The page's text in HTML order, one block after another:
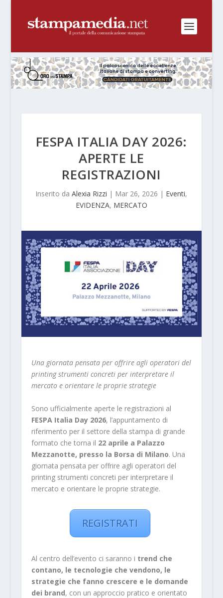
FESPA ITALIA DAY 2026:
APERTE LE
REGISTRAZIONI
Inserito daAlexia Rizzi | Mar 26, 2026 | Eventi,
EVIDENZA, MERCATO
Una giornata pensata per offrire agli operatori del
printing strumenti concreti per interpretare il
mercato e orientare le proprie strategie
Sono ufficialmente aperte le registrazioni al
FESPA Italia Day 2026, l’appuntamento di
riferimento per il settore della stampa di grande
formato che torna il 22 aprile a Palazzo
Mezzanotte, presso la Borsa di Milano. Una
giornata pensata per offrire agli operatori del
printing strumenti concreti per interpretare il
mercato e orientare le proprie strategie.
REGISTRATI
Al centro dell’evento ci saranno i trend che
contano, le tecnologie che vendono, le
strategie che fanno crescere e le domande
dei brand, con un approccio pratico e orientato